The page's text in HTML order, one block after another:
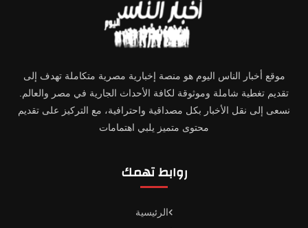
موقع أخبار الناس اليوم هو منصة إخبارية مصرية متكاملة تهدف إلى
تقديم تغطية شاملة وموثوقة لكافة الأحداث الجارية في مصر والعالم.
نسعى إلى نقل الأخبار بكل مصداقية واحترافية، مع التركيز على تقديم
محتوى متميز يلبي اهتمامات
روابط تهمك
الرئيسية